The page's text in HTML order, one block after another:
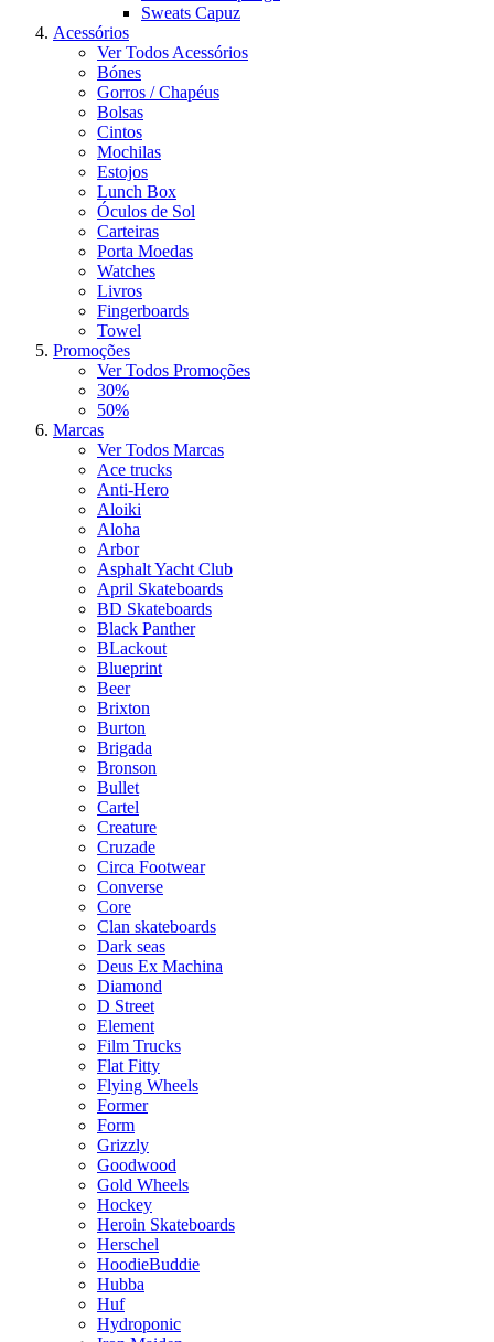
Sweats Capuz
Acessórios
Ver Todos Acessórios
Bónes
Gorros / Chapéus
Bolsas
Cintos
Mochilas
Estojos
Lunch Box
Óculos de Sol
Carteiras
Porta Moedas
Watches
Livros
Fingerboards
Towel
Promoções
Ver Todos Promoções
30%
50%
Marcas
Ver Todos Marcas
Ace trucks
Anti-Hero
Aloiki
Aloha
Arbor
Asphalt Yacht Club
April Skateboards
BD Skateboards
Black Panther
BLackout
Blueprint
Beer
Brixton
Burton
Brigada
Bronson
Bullet
Cartel
Creature
Cruzade
Circa Footwear
Converse
Core
Clan skateboards
Dark seas
Deus Ex Machina
Diamond
D Street
Element
Film Trucks
Flat Fitty
Flying Wheels
Former
Form
Grizzly
Goodwood
Gold Wheels
Hockey
Heroin Skateboards
Herschel
HoodieBuddie
Hubba
Huf
Hydroponic